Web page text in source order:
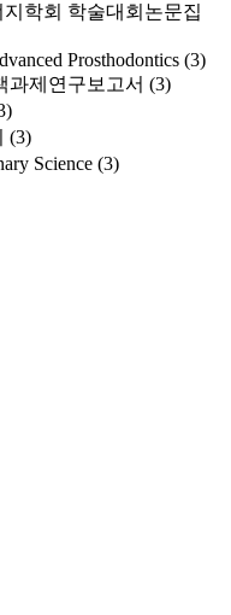
학회 학술대회논문집
Prosthodontics (3)
과제연구보고서 (3)
(3)
Science (3)